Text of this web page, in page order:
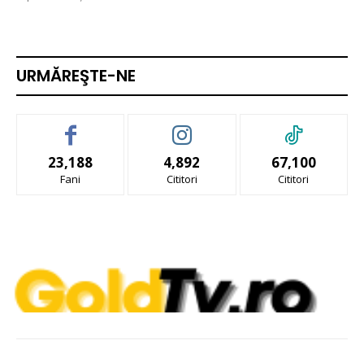
URMĂREŞTE-NE
23,188
Fani
4,892
Cititori
67,100
Cititori